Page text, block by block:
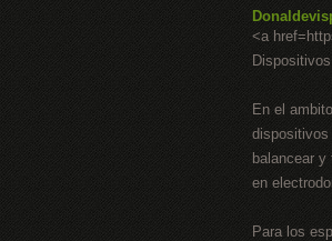
<a
En el
dispositivos
balancear
en
Para los